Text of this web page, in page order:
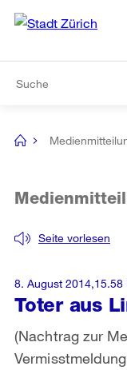
Navigation
[no
Toter aus
Seite vorlesen
(Nachtrag zur
8. August 2014,15.58